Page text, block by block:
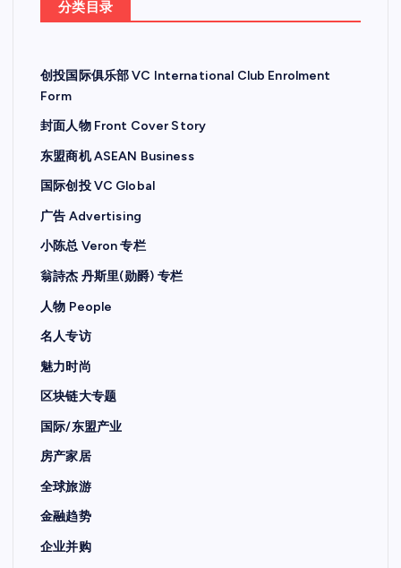
分类目录
创投国际俱乐部 VC International Club Enrolment
Form
封面人物 Front Cover Story
东盟商机 ASEAN Business
国际创投 VC Global
广告 Advertising
小陈总 Veron 专栏
翁詩杰 丹斯里(勋爵) 专栏
人物 People
名人专访
魅力时尚
区块链大专题
国际/东盟产业
房产家居
全球旅游
金融趋势
企业并购